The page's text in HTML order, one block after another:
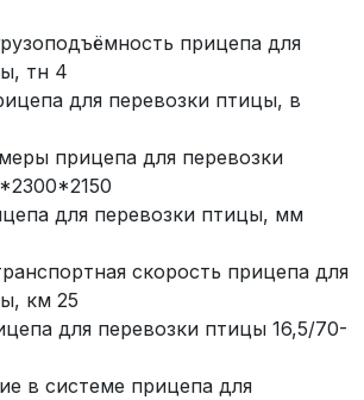
прицепа для
тн 4
для перевозки птицы, в
прицепа для перевозки
для перевозки птицы, мм
скорость прицепа для
км 25
для перевозки птицы 16,5/70-
в системе прицепа для